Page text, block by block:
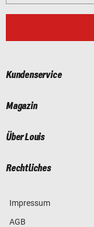
Kundenservice
Magazin
Über Louis
Rechtliches
Impressum
AGB